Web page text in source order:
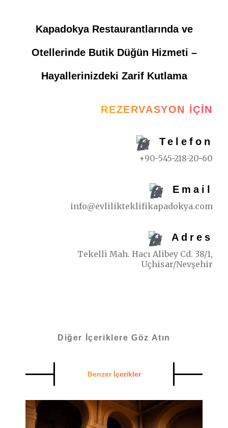
Kapadokya Restaurantlarında ve
Otellerinde Butik Düğün Hizmeti –
Hayallerinizdeki Zarif Kutlama
REZERVASYON İÇIN
Telefon
+90-545-218-20-60
Email
info@evlilikteklifikapadokya.com
Adres
Tekelli Mah. Hacı Alibey Cd. 38/1,
Uçhisar/Nevşehir
Diğer İçeriklere Göz Atın
Benzer İçerikler